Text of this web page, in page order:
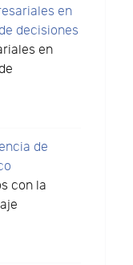
en
decisiones
en
de
con la